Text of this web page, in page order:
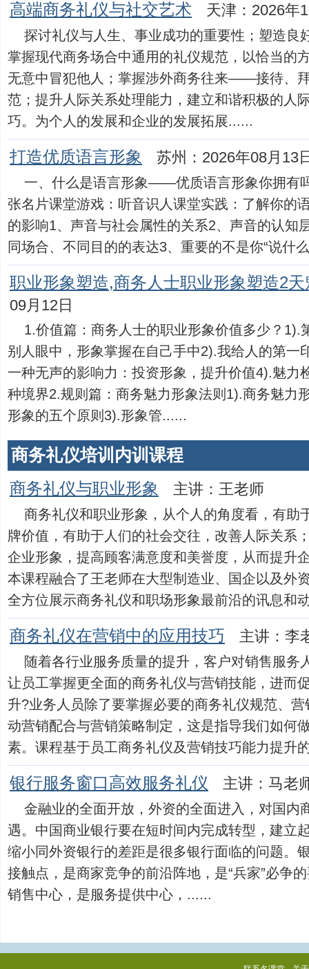
高端商务礼仪与社交艺术 天津：2026年
探讨礼仪与人生、事业成功的重要性；塑造良
掌握现代商务场合中通用的礼仪规范，以恰当的
无意中冒犯他人；掌握涉外商务往来——接待、
范；提升人际关系处理能力，建立和谐积极的人
巧。为个人的发展和企业的发展拓展......
打造优质语言形象 苏州：2026年08月13
一、什么是语言形象——优质语言形象你拥有
张名片课堂游戏：听音识人课堂实践：了解你的
的影响1、声音与社会属性的关系2、声音的认知
同场合、不同目的的表达3、重要的不是你“说什
职业形象塑造,商务人士职业形象塑造2
09月12日
1.价值篇：商务人士的职业形象价值多少？1).
别人眼中，形象掌握在自己手中2).我给人的第一
一种无声的影响力：投资形象，提升价值4).魅力
种境界2.规则篇：商务魅力形象法则1).商务魅力
形象的五个原则3).形象管......
商务礼仪培训内训课程
商务礼仪与职业形象 主讲：王老师
商务礼仪和职业形象，从个人的角度看，有助
牌价值，有助于人们的社会交往，改善人际关系
企业形象，提高顾客满意度和美誉度，从而提升
本课程融合了王老师在大型制造业、国企以及外
全方位展示商务礼仪和职场形象最前沿的讯息和
商务礼仪在营销中的应用技巧 主讲：李
随着各行业服务质量的提升，客户对销售服务
让员工掌握更全面的商务礼仪与营销技能，进而
升?业务人员除了要掌握必要的商务礼仪规范、
动营销配合与营销策略制定，这是指导我们如何
素。课程基于员工商务礼仪及营销技巧能力提升
银行服务窗口高效服务礼仪 主讲：马老
金融业的全面开放，外资的全面进入，对国内
遇。中国商业银行要在短时间内完成转型，建立
缩小同外资银行的差距是很多银行面临的问题。
接触点，是商家竞争的前沿阵地，是“兵家”必争
销售中心，是服务提供中心，......